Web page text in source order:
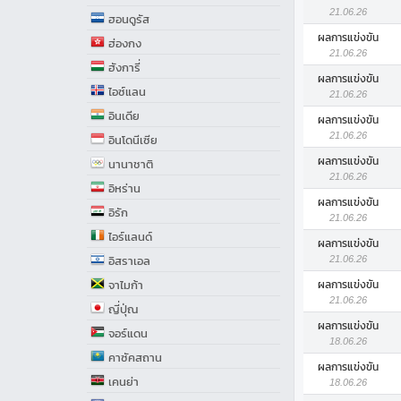
ฮอนดูรัส
ฮ่องกง
ฮังการี่
ไอซ์แลน
อินเดีย
อินโดนีเซีย
นานาชาติ
อิหร่าน
อิรัก
ไอร์แลนด์
อิสราเอล
จาไมก้า
ญี่ปุ่ณ
จอร์แดน
คาซัคสถาน
เคนย่า
21.06.26
ผลการแข่งขัน
21.06.26
ผลการแข่งขัน
21.06.26
ผลการแข่งขัน
21.06.26
ผลการแข่งขัน
21.06.26
ผลการแข่งขัน
21.06.26
ผลการแข่งขัน
21.06.26
ผลการแข่งขัน
21.06.26
ผลการแข่งขัน
18.06.26
ผลการแข่งขัน
18.06.26